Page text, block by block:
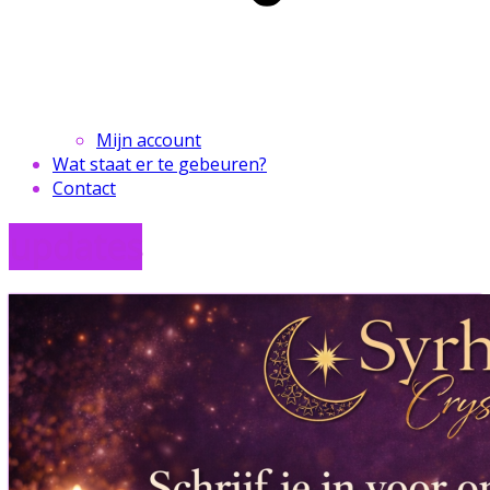
Mijn account
Wat staat er te gebeuren?
Contact